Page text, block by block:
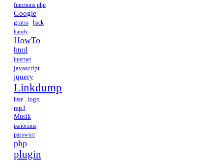
functions.php
Google
gratis hack
handy
HowTo
html
internet
javascript
jquery
Linkdump
liste
logo
mp3
Musik
panorama
passwort
php
plugin